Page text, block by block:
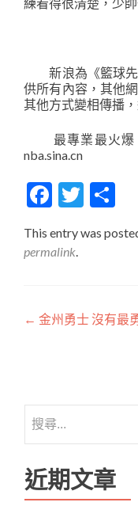
新浪為《籃球先
供所有內容，其他
其他方式變相傳播
最專業最火爆
nba.sina.cn
This entry was
permalink.
文
覽
← 金州勇士 沒有最
尋
鍵
字:
近期文章